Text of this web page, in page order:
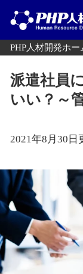
PHP人材開発ホー
派遣社員
いい？～
2021年8月30日